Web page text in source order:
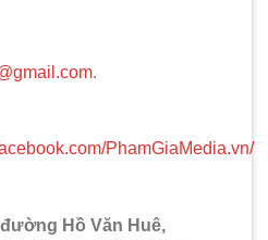
.
PhamGiaMedia.vn/
Hồ Văn Huê,